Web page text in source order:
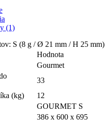
(1)
S (8 g / Ø 21 mm / H 25 mm)
Hodnota
Gourmet
33
(kg)
12
GOURMET S
386 x 600 x 695